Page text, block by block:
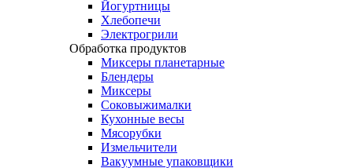
Йогуртницы
Хлебопечи
Электрогрили
Обработка продуктов
Миксеры планетарные
Блендеры
Миксеры
Соковыжималки
Кухонные весы
Мясорубки
Измельчители
Вакуумные упаковщики